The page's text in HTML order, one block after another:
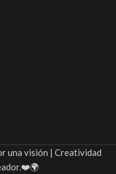
una visión | Creatividad